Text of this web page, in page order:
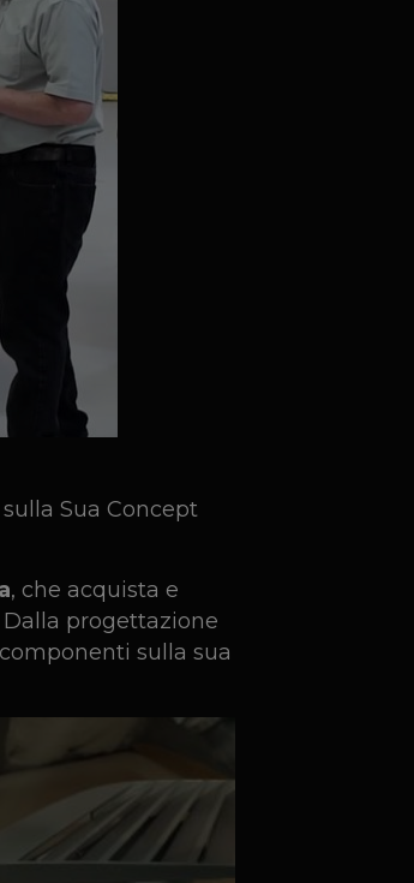
Sua Concept
, che acquista e
Dalla progettazione
sulla sua